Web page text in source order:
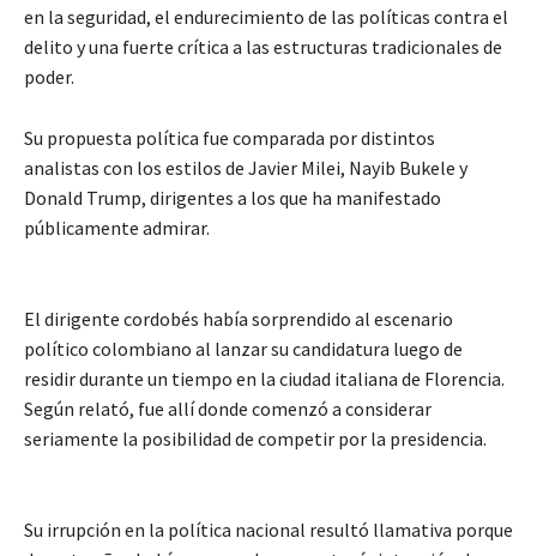
en la seguridad, el endurecimiento de las políticas contra el
delito y una fuerte crítica a las estructuras tradicionales de
poder.
Su propuesta política fue comparada por distintos
analistas con los estilos de Javier Milei, Nayib Bukele y
Donald Trump, dirigentes a los que ha manifestado
públicamente admirar.
El dirigente cordobés había sorprendido al escenario
político colombiano al lanzar su candidatura luego de
residir durante un tiempo en la ciudad italiana de Florencia.
Según relató, fue allí donde comenzó a considerar
seriamente la posibilidad de competir por la presidencia.
Su irrupción en la política nacional resultó llamativa porque